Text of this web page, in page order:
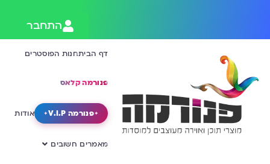
התחבר
דף הביתחנות הפוסטרים
פנורמה קלאס
פנורמה V.I.P אודות
מאמרים חשובים